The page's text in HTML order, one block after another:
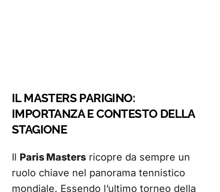
IL MASTERS PARIGINO:
IMPORTANZA E CONTESTO DELLA
STAGIONE
Il Paris Masters ricopre da sempre un
ruolo chiave nel panorama tennistico
mondiale. Essendo l’ultimo torneo della